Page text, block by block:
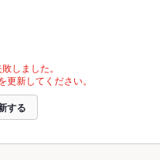
しました。
新してください。
する